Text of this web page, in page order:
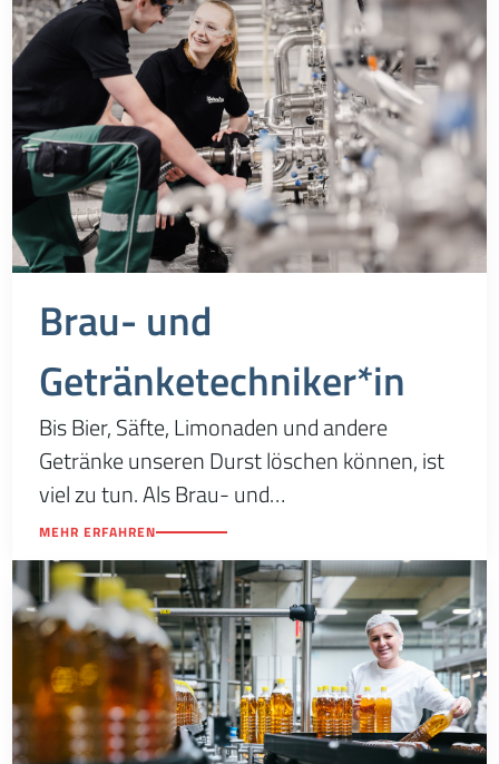
Brau- und
Getränketechniker*in
Bis Bier, Säfte, Limonaden und andere
Getränke unseren Durst löschen können, ist
viel zu tun. Als Brau- und
Getränketechniker*in fällt der gesamte
Produktionsprozess in dein Aufgabengebiet.
MEHR ERFAHREN